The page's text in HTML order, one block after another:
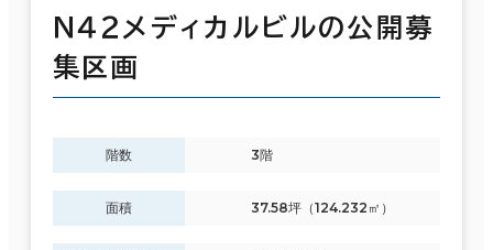
Ｎ４２メディカルビルの公開募
集区画
階数 3階
面積 37.58坪（124.232㎡）